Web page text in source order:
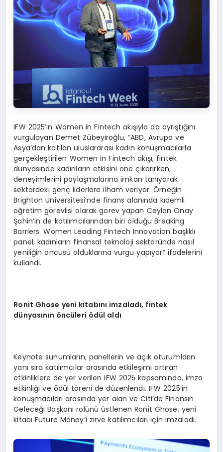
IFW 2025’in Women in Fintech akışıyla da ayrıştığını
vurgulayan Demet Zübeyiroğlu, “ABD, Avrupa ve
Asya’dan katılan uluslararası kadın konuşmacılarla
gerçekleştirilen Women in Fintech akışı, fintek
dünyasında kadınların etkisini öne çıkarırken,
deneyimlerini paylaşmalarına imkan tanıyarak
sektördeki genç liderlere ilham veriyor. Örneğin
Brighton Üniversitesi’nde finans alanında kıdemli
öğretim görevlisi olarak görev yapan Ceylan Onay
Şahin’in de katılımcılarından biri olduğu Breaking
Barriers: Women Leading Fintech Innovation başlıklı
panel, kadınların finansal teknoloji sektöründe nasıl
yeniliğin öncüsü olduklarına vurgu yapıyor” ifadelerini
kullandı.
Ronit Ghose yeni kitabını imzaladı, fintek
dünyasının öncüleri ödül aldı
Keynote sunumların, panellerin ve açık oturumların
yanı sıra katılımcılar arasında etkileşimi artıran
etkinliklere de yer verilen IFW 2025 kapsamında, imza
etkinliği ve ödül töreni de düzenlendi. IFW 2025’in
konuşmacıları arasında yer alan ve Citi’de Finansın
Geleceği Başkanı rolünü üstlenen Ronit Ghose, yeni
kitabı Future Money’i zirve katılımcıları için imzaladı.